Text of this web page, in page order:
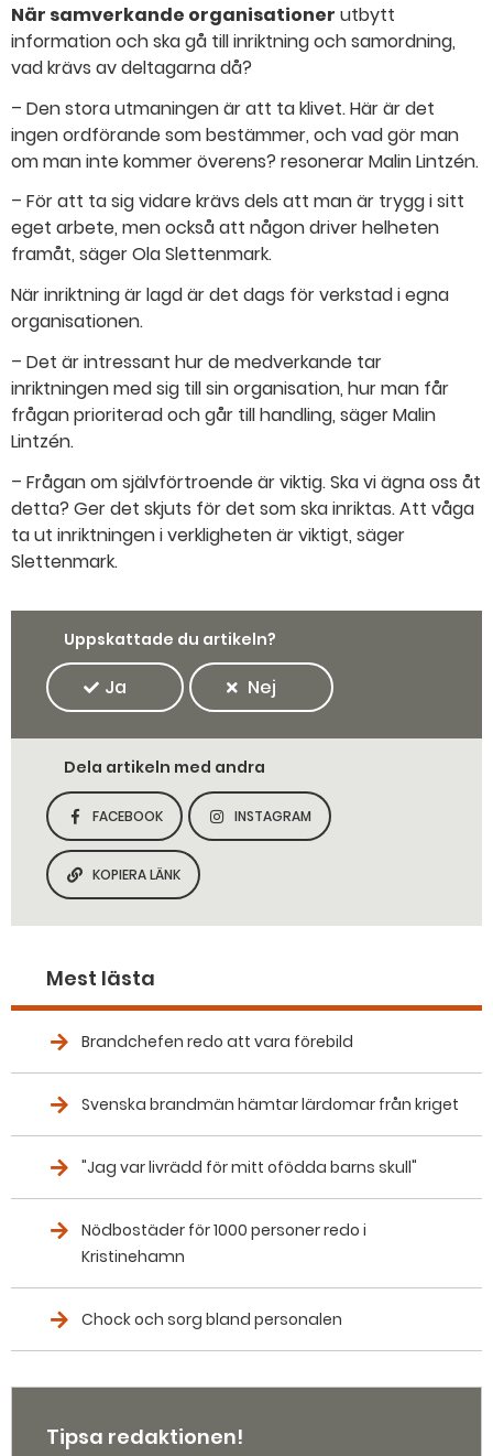
När samverkande organisationer utbytt
information och ska gå till inriktning och samordning,
vad krävs av deltagarna då?
– Den stora utmaningen är att ta klivet. Här är det
ingen ordförande som bestämmer, och vad gör man
om man inte kommer överens? resonerar Malin Lintzén.
– För att ta sig vidare krävs dels att man är trygg i sitt
eget arbete, men också att någon driver helheten
framåt, säger Ola Slettenmark.
När inriktning är lagd är det dags för verkstad i egna
organisationen.
– Det är intressant hur de medverkande tar
inriktningen med sig till sin organisation, hur man får
frågan prioriterad och går till handling, säger Malin
Lintzén.
– Frågan om självförtroende är viktig. Ska vi ägna oss åt
detta? Ger det skjuts för det som ska inriktas. Att våga
ta ut inriktningen i verkligheten är viktigt, säger
Slettenmark.
Uppskattade du artikeln?
Ja Nej
Dela artikeln med andra
DELA SIDAN PÅ
FACEBOOK
DELA SIDAN PÅ
INSTAGRAM
KOPIERA SIDANS LÄNK
KOPIERA LÄNK
Mest lästa
Brandchefen redo att vara förebild
Svenska brandmän hämtar lärdomar från kriget
"Jag var livrädd för mitt ofödda barns skull"
Nödbostäder för 1000 personer redo i
Kristinehamn
Chock och sorg bland personalen
Tipsa redaktionen!